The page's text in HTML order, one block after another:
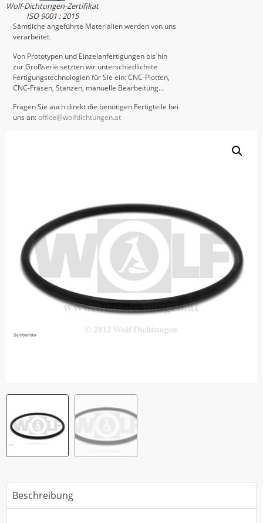
Wolf-Dichtungen-Zertifikat
ISO 9001 : 2015
Sämtliche angeführte Materialien werden von uns
verarbeitet.
Von Prototypen und Einzelanfertigungen bis hin
zur Großserie setzten wir unterschiedlichste
Fertigungstechnologien für Sie ein: CNC-Plotten,
CNC-Fräsen, Stanzen, manuelle Bearbeitung…
Fragen Sie auch direkt die benötigen Fertigteile bei
uns an:office@wolfdichtungen.at
Beschreibung